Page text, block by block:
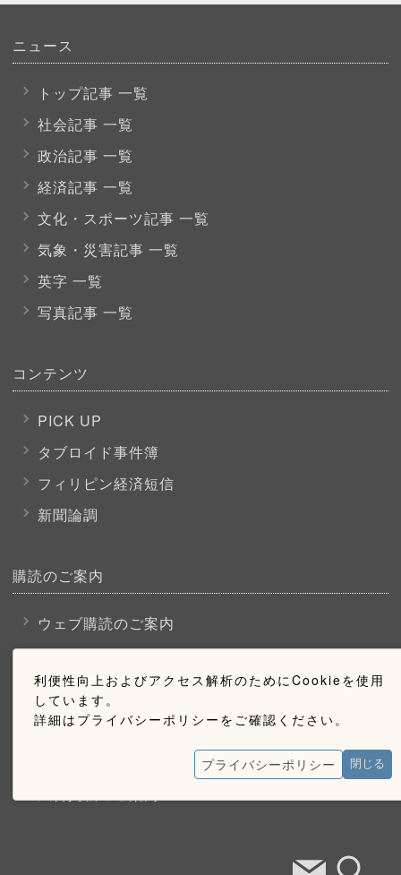
利便性向上およびアクセス解析のためにCookieを使用
しています。
詳細はプライバシーポリシーをご確認ください。
プライバシーポリシー 閉じる
ニュース
トップ記事 一覧
社会記事 一覧
政治記事 一覧
経済記事 一覧
文化・スポーツ記事 一覧
気象・災害記事 一覧
英字 一覧
写真記事 一覧
コンテンツ
PICK UP
タブロイド事件簿
フィリピン経済短信
新聞論調
購読のご案内
ウェブ購読のご案内
お問い合わせ
採用情報